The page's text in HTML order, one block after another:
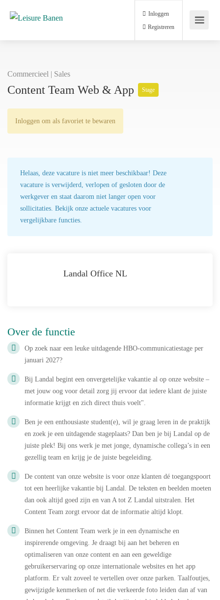
Inloggen
Registreren
Commercieel | Sales
Content Team Web & App Stage
Inloggen om als favoriet te bewaren
Helaas, deze vacature is niet meer beschikbaar! Deze
vacature is verwijderd, verlopen of gesloten door de
werkgever en staat daarom niet langer open voor
sollicitaties. Bekijk onze actuele vacatures voor
vergelijkbare functies.
Landal Office NL
Over de functie
Op zoek naar een leuke uitdagende HBO-communicatiestage per
januari 2027?
Bij Landal begint een onvergetelijke vakantie al op onze website –
met jouw oog voor detail zorg jij ervoor dat iedere klant de juiste
informatie krijgt en zich direct thuis voelt".
Ben je een enthousiaste student(e), wil je graag leren in de praktijk
en zoek je een uitdagende stageplaats? Dan ben je bij Landal op de
juiste plek! Bij ons werk je met jonge, dynamische collega’s in een
gezellig team en krijg je de juiste begeleiding.
De content van onze website is voor onze klanten dé toegangspoort
tot een heerlijke vakantie bij Landal. De teksten en beelden moeten
dan ook altijd goed zijn en van A tot Z Landal uitstralen. Het
Content Team zorgt ervoor dat de informatie altijd klopt.
Binnen het Content Team werk je in een dynamische en
inspirerende omgeving. Je draagt bij aan het beheren en
optimaliseren van onze content en aan een geweldige
gebruikerservaring op onze internationale websites en het app
platform. Er valt zoveel te vertellen over onze parken. Taalfoutjes,
gewijzigde kenmerken of net die verkeerde foto leiden dan af van